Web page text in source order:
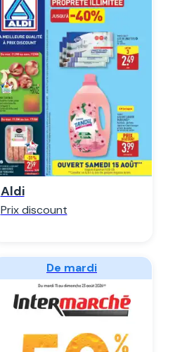
Regarder
Aldi
Prix discount